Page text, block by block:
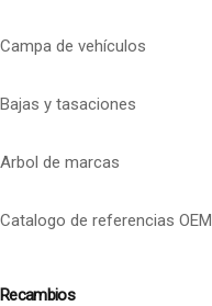
Campa de vehículos
Bajas y tasaciones
Arbol de marcas
Catalogo de referencias OEM
Recambios